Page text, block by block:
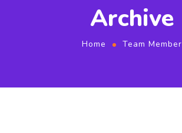
Archive
Home Team Member